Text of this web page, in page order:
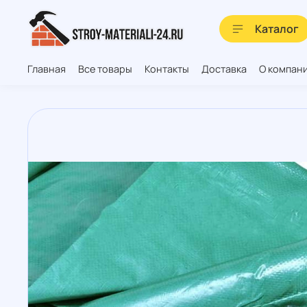
Каталог
Главная Все товары Контакты Доставка О